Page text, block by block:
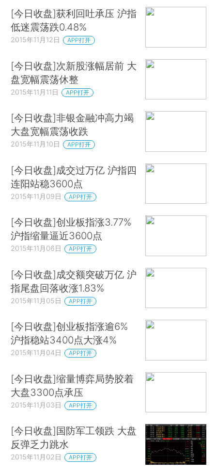
[今日收盘]获利回吐承压 沪指
低迷震荡跌0.48%
2015年11月12日 APP打开
[今日收盘]次新股涨幅居前 大
盘宽幅震荡休整
2015年11月11日 APP打开
[今日收盘]非银金融冲高力竭
大盘宽幅震荡收跌
2015年11月10日 APP打开
[今日收盘]成交过万亿 沪指四
连阳站稳3600点
2015年11月09日 APP打开
[今日收盘]创业板指涨3.77%
沪指缩量逼近3600点
2015年11月06日 APP打开
[今日收盘]成交额突破万亿 沪
指尾盘回落收涨1.83%
2015年11月05日 APP打开
[今日收盘]创业板指涨逾6%
沪指稳站3400点大涨4%
2015年11月04日 APP打开
[今日收盘]缩量博弈局势胶着
大盘3300点承压
2015年11月03日 APP打开
[今日收盘]国防军工领跌 大盘
反弹乏力跳水
2015年11月02日 APP打开